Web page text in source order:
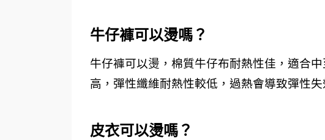
牛仔褲可以燙嗎？
牛仔褲可以燙，棉質牛仔布耐熱性佳，適合
高，彈性纖維耐熱性較低，過熱會導致彈性失
皮衣可以燙嗎？